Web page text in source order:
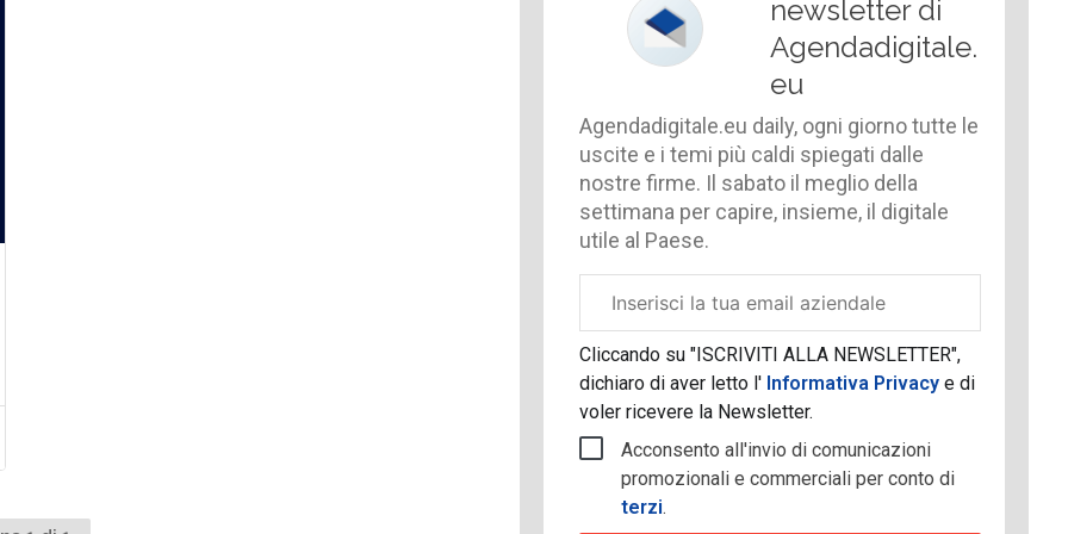
newsletter di
Agendadigitale.
eu
Agendadigitale.eu daily, ogni giorno tutte le
uscite e i temi più caldi spiegati dalle
nostre firme. Il sabato il meglio della
settimana per capire, insieme, il digitale
utile al Paese.
aziendale
Cliccando su "ISCRIVITI ALLA NEWSLETTER",
dichiaro di aver letto l' Informativa Privacye di
voler ricevere la Newsletter.
Acconsento all'invio di comunicazioni
promozionali e commerciali per conto di
terzi.